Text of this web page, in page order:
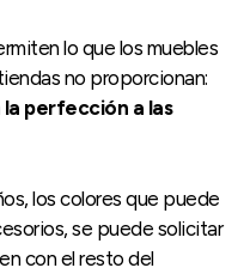
lo que los muebles
no proporcionan:
perfección a las
los colores que puede
se puede solicitar
con el resto del